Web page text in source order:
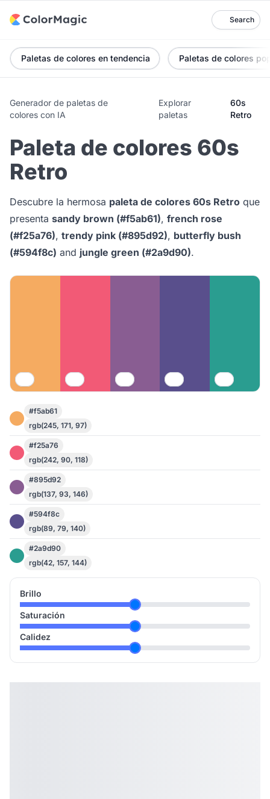
Search
Paletas de colores en tendencia Paletas de colores
Generador de paletas de
colores con IA
Explorar
paletas
60s
Retro
Paleta de colores 60s
Retro
Descubre la hermosa paleta de colores 60s Retro que
presenta sandy brown (#f5ab61), french rose
(#f25a76), trendy pink (#895d92), butterfly bush
(#594f8c) and jungle green (#2a9d90).
#f5ab61
rgb(245, 171, 97)
#f25a76
rgb(242, 90, 118)
#895d92
rgb(137, 93, 146)
#594f8c
rgb(89, 79, 140)
#2a9d90
rgb(42, 157, 144)
Brillo
Saturación
Calidez